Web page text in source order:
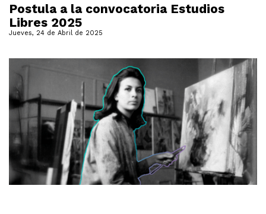
Postula a la convocatoria Estudios
Libres 2025
Jueves, 24 de Abril de 2025